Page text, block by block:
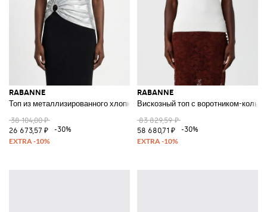
RABANNE
Топ из металлизированного хлопка
38 104,00 ₽
26 673,57 ₽
-30%
RABANNE
Вискозный топ с воротником-колье
83 829,59 ₽
58 680,71 ₽
-30%